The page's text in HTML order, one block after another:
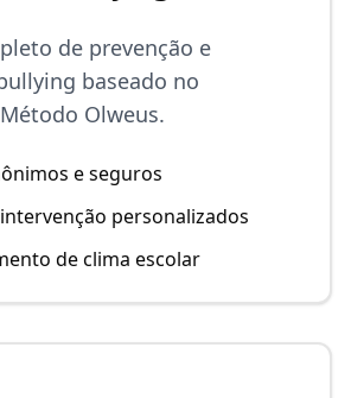
de prevenção e
baseado no
Olweus.
e seguros
personalizados
de clima escolar